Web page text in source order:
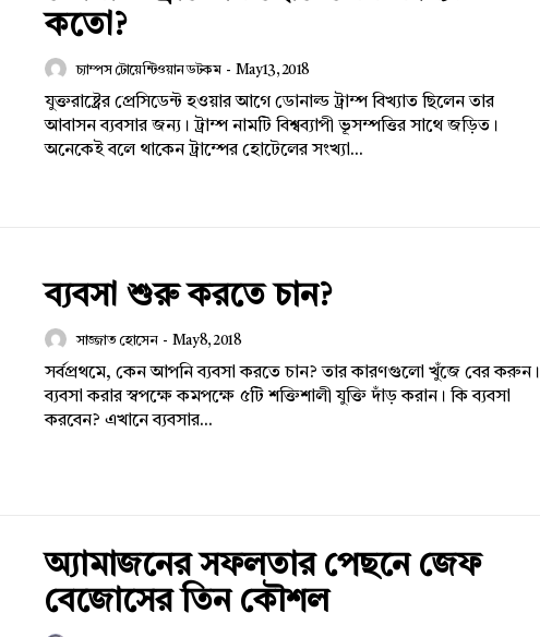
কতো?
চ্যাম্পস টোয়েন্টিওয়ান ডটকম - May 13, 2018
যুক্তরাষ্ট্রের প্রেসিডেন্ট হওয়ার আগে ডোনাল্ড ট্রাম্প বিখ্যাত ছিলেন তার
আবাসন ব্যবসার জন্য। ট্রাম্প নামটি বিশ্বব্যাপী ভূসম্পত্তির সাথে জড়িত।
অনেকেই বলে থাকেন ট্রাম্পের হোটেলের সংখ্যা...
ব্যবসা শুরু করতে চান?
সাজ্জাত হোসেন - May 8, 2018
সর্বপ্রথমে, কেন আপনি ব্যবসা করতে চান? তার কারণগুলো খুঁজে বের করুন।
ব্যবসা করার স্বপক্ষে কমপক্ষে ৫টি শক্তিশালী যুক্তি দাঁড় করান। কি ব্যবসা
করবেন? এখানে ব্যবসার...
অ্যামাজনের সফলতার পেছনে জেফ
বেজোসের তিন কৌশল